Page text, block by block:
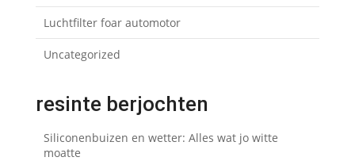
Luchtfilter foar automotor
Uncategorized
resinte berjochten
Siliconenbuizen en wetter: Alles wat jo witte
moatte